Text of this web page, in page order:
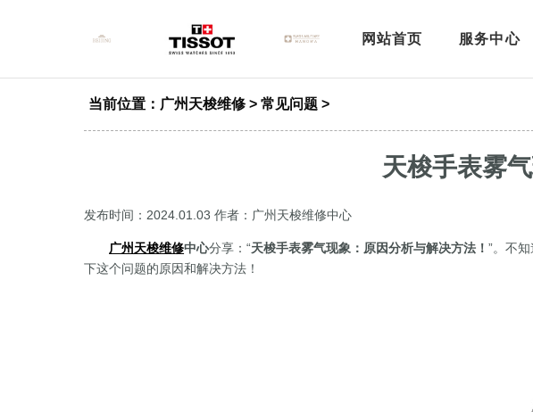
网站首页 服务中心
当前位置： 广州天梭维修> 常见问题>
天梭手表雾
发布时间：2024.01.03 作者：广州天梭维修中心
广州天梭维修中心分享：“天梭手表雾气现象：原因分析与解决方法！”。不
下这个问题的原因和解决方法！